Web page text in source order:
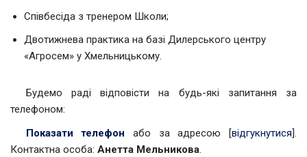
Співбесіда з тренером Школи;
Двотижнева практика на базі Дилерського центру
«Агросем» у Хмельницькому.
Будемо раді відповісти на будь-які запитання за
телефоном:
Показати телефон
або за адресою [відгукнутися].
Контактна особа: Анетта Мельникова.